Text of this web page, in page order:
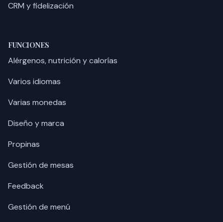
CRM y fidelización
FUNCIONES
Alérgenos, nutrición y calorías
Varios idiomas
Varias monedas
Diseño y marca
Propinas
Gestión de mesas
Feedback
Gestión de menú